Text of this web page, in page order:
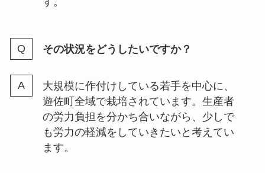
その状況をどうしたいですか？
大規模に作付けしている若手を中心に、
遊佐町全域で栽培されています。生産者
の労力負担を分かち合いながら、少しで
も労力の軽減をしていきたいと考えてい
ます。